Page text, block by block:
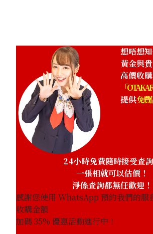
想唔想
黃金與
高價收
「
提供免費
24小時免費隨時接受查詢
一張相就可以估價！
淨係查詢都無任歡迎！
感謝您使用 WhatsApp 預約我們的服
收購金額
加碼35% 優惠活動進行中！